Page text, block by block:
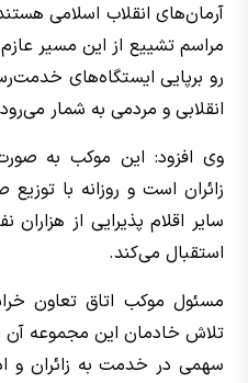
آرمان‌های انقلاب اسلامی
مراسم تشییع از این مسیر
رو برپایی ایستگاه‌های
انقلابی و مردمی به شمار
وی افزود: این موکب به
زائران است و روزانه با
سایر اقلام پذیرایی از
استقبال می‌کند.
مسئول موکب اتاق تعاون
تلاش خادمان این مجموعه
سهمی در خدمت به زائران و